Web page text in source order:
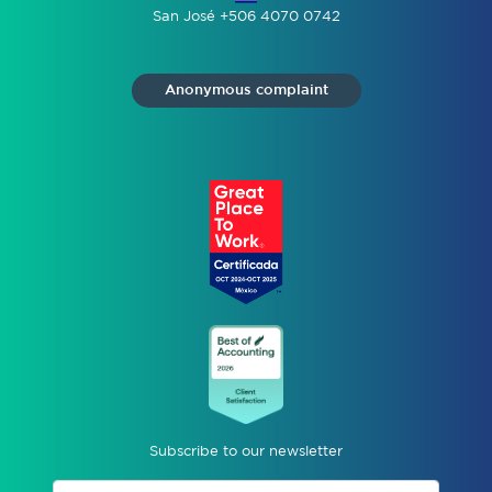
San José +506 4070 0742
Anonymous complaint
Subscribe to our newsletter